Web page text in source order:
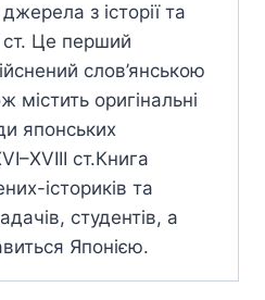
з історії та
ст. Це перший
слов’янською
оригінальні
японських
ст.Книга
істориків та
студентів, а
Японією.